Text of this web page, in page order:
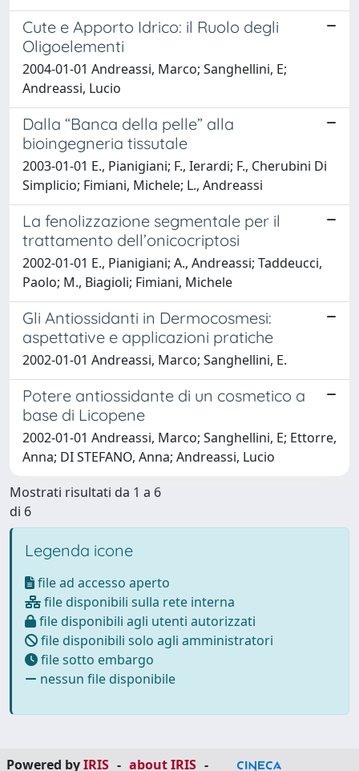
Cute e Apporto Idrico: il Ruolo degli
Oligoelementi
2004-01-01 Andreassi, Marco; Sanghellini, E;
Andreassi, Lucio
Dalla “Banca della pelle” alla
bioingegneria tissutale
2003-01-01 E., Pianigiani; F., Ierardi; F., Cherubini Di
Simplicio; Fimiani, Michele; L., Andreassi
La fenolizzazione segmentale per il
trattamento dell’onicocriptosi
2002-01-01 E., Pianigiani; A., Andreassi; Taddeucci,
Paolo; M., Biagioli; Fimiani, Michele
Gli Antiossidanti in Dermocosmesi:
aspettative e applicazioni pratiche
2002-01-01 Andreassi, Marco; Sanghellini, E.
Potere antiossidante di un cosmetico a
base di Licopene
2002-01-01 Andreassi, Marco; Sanghellini, E; Ettorre,
Anna; DI STEFANO, Anna; Andreassi, Lucio
Mostrati risultati da 1 a 6
di 6
Legenda icone
file ad accesso aperto
file disponibili sulla rete interna
file disponibili agli utenti autorizzati
file disponibili solo agli amministratori
file sotto embargo
nessun file disponibile
Powered byIRIS - about IRIS -